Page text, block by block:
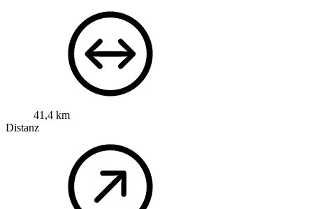
41,4 km
Distanz